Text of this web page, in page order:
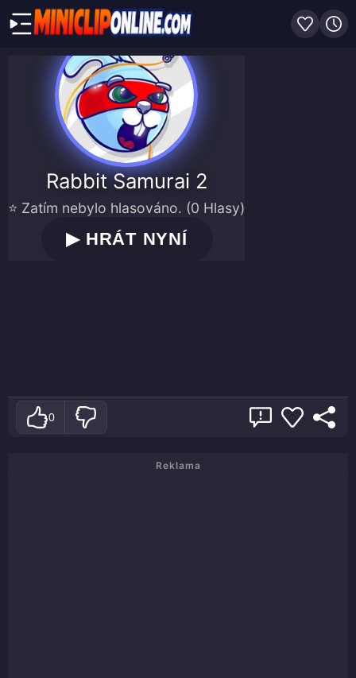
Rabbit Samurai 2
⭐ Zatím nebylo hlasováno. (0 Hlasy)
▶HRÁT NYNÍ
0
Reklama